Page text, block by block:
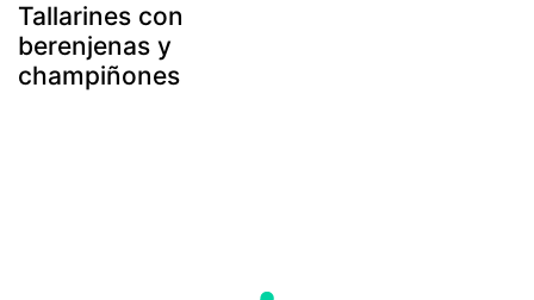
Tallarines con
berenjenas y
champiñones